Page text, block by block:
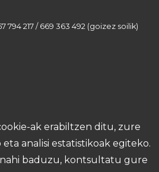
794 217 / 669 363 492 (goizez soilik)
ak erabiltzen ditu, zure
analisi estatistikoak egiteko.
nahi baduzu, kontsultatu gure